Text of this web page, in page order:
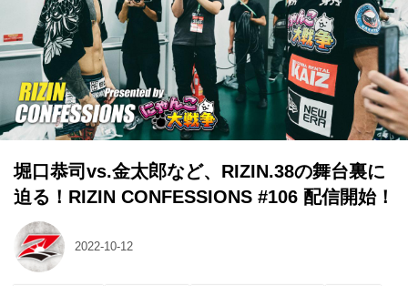
堀口恭司vs.金太郎など、RIZIN.38の舞台裏に
迫る！RIZIN CONFESSIONS #106 配信開始！
2022-10-12